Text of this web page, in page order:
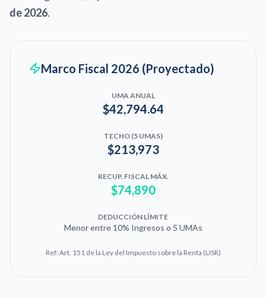
de 2026.
Marco Fiscal 2026 (Proyectado)
UMA ANUAL
$42,794.64
TECHO (5 UMAS)
$213,973
RECUP. FISCAL MÁX.
$74,890
DEDUCCIÓN LÍMITE
Menor entre 10% Ingresos o 5 UMAs
Ref: Art. 151 de la Ley del Impuesto sobre la Renta (LISR)